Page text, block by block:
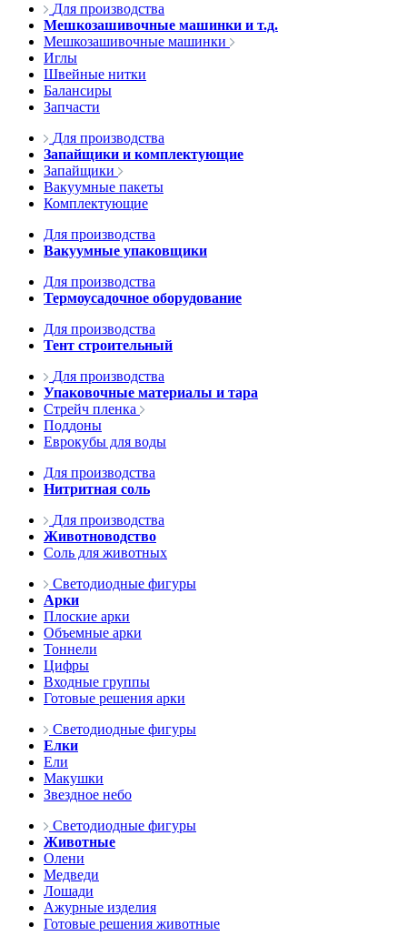
Для производства
Мешкозашивочные машинки и т.д.
Мешкозашивочные машинки
Иглы
Швейные нитки
Балансиры
Запчасти
Для производства
Запайщики и комплектующие
Запайщики
Вакуумные пакеты
Комплектующие
Для производства
Вакуумные упаковщики
Для производства
Термоусадочное оборудование
Для производства
Тент строительный
Для производства
Упаковочные материалы и тара
Стрейч пленка
Поддоны
Еврокубы для воды
Для производства
Нитритная соль
Для производства
Животноводство
Соль для животных
Светодиодные фигуры
Арки
Плоские арки
Объемные арки
Тоннели
Цифры
Входные группы
Готовые решения арки
Светодиодные фигуры
Елки
Ели
Макушки
Звездное небо
Светодиодные фигуры
Животные
Олени
Медведи
Лошади
Ажурные изделия
Готовые решения животные